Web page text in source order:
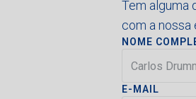
Tem alguma
com a nossa
NOME
E-MAIL